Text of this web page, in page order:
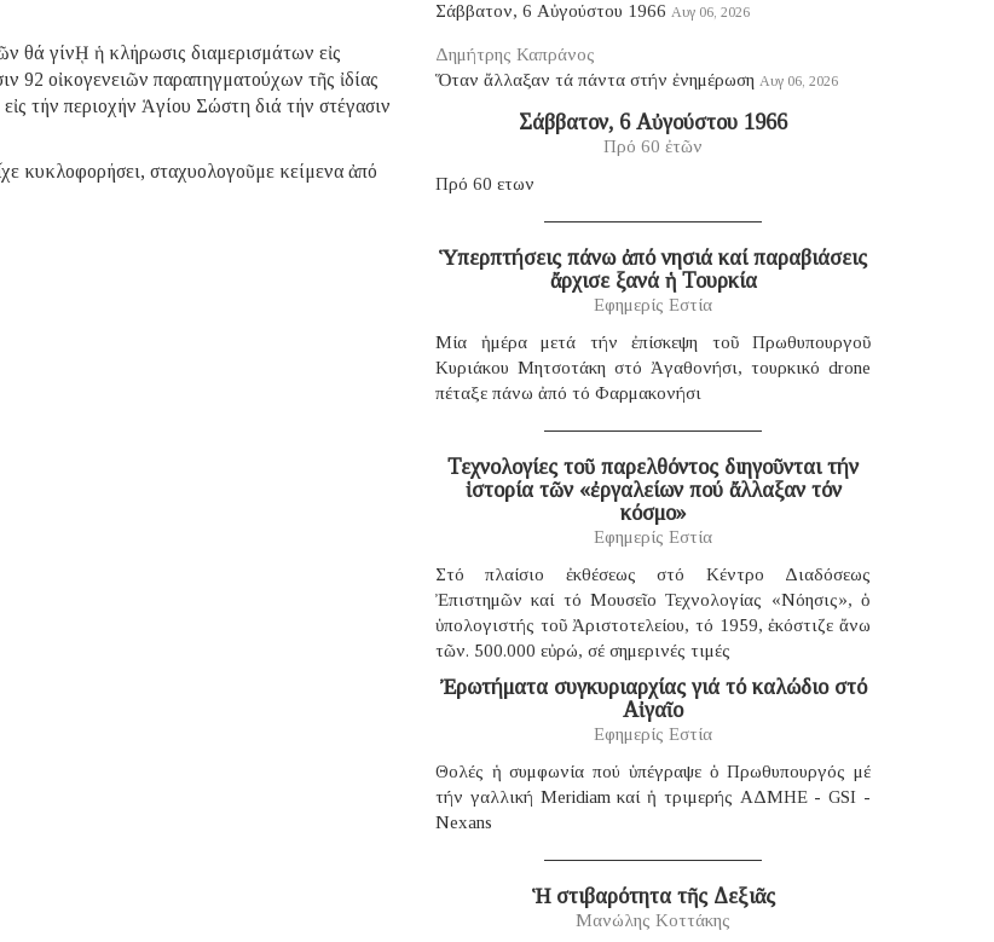
θά γίνῌ ἡ κλήρωσις διαμερισμάτων εἰς
92 οἰκογενειῶν παραπηγματούχων τῆς ἰδίας
τήν περιοχήν Ἁγίου Σώστη διά τήν στέγασιν
κυκλοφορήσει, σταχυολογοῦμε κείμενα ἀπό
Σάββατον, 6 Αὐγούστου 1966 Αυγ 06, 2026
Δημήτρης Καπράνος
Ὅταν ἄλλαξαν τά πάντα στήν ἐνημέρωση Αυγ 06, 2026
Σάββατον, 6 Αὐγούστου 1966
Πρό 60 ἐτῶν
Πρό 60 ετων
Ὑπερπτήσεις πάνω ἀπό νησιά καί παραβιάσεις
ἄρχισε ξανά ἡ Τουρκία
Εφημερίς Εστία
Μία ἡμέρα μετά τήν ἐπίσκεψη τοῦ Πρωθυπουργοῦ
Κυριάκου Μητσοτάκη στό Ἀγαθονήσι, τουρκικό drone
πέταξε πάνω ἀπό τό Φαρμακονήσι
Τεχνολογίες τοῦ παρελθόντος διηγοῦνται τήν
ἱστορία τῶν «ἐργαλείων πού ἄλλαξαν τόν
κόσμο»
Εφημερίς Εστία
Στό πλαίσιο ἐκθέσεως στό Κέντρο Διαδόσεως
Ἐπιστημῶν καί τό Μουσεῖο Τεχνολογίας «Νόησις», ὁ
ὑπολογιστής τοῦ Ἀριστοτελείου, τό 1959, ἐκόστιζε ἄνω
τῶν. 500.000 εὐρώ, σέ σημερινές τιμές
Ἐρωτήματα συγκυριαρχίας γιά τό καλώδιο στό
Αἰγαῖο
Εφημερίς Εστία
Θολές ἡ συμφωνία πού ὑπέγραψε ὁ Πρωθυπουργός μέ
τήν γαλλική Μeridiam καί ἡ τριμερής ΑΔΜΗΕ - GSI -
Nexans
Ἡ στιβαρότητα τῆς Δεξιᾶς
Μανώλης Κοττάκης